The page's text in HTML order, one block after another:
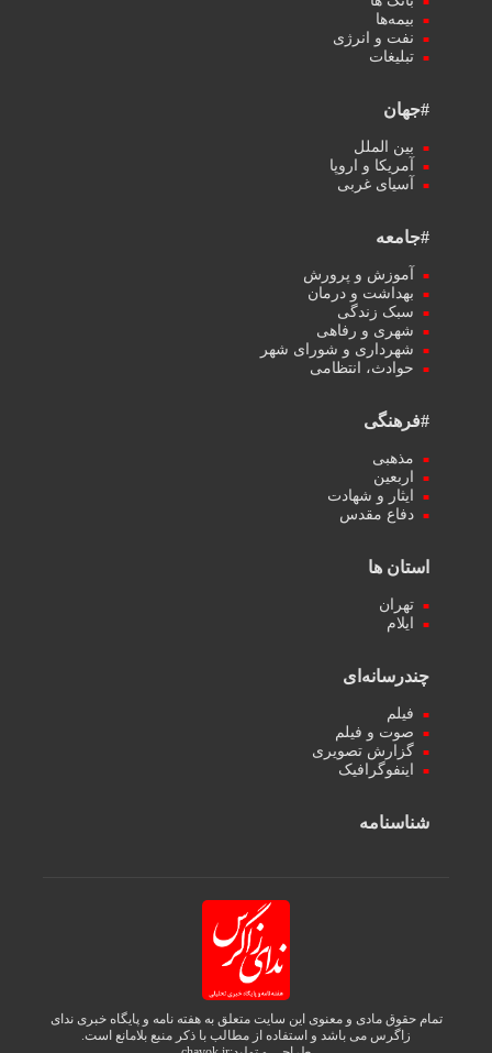
بیمه‌ها
نفت و انرژی
تبلیغات
#جهان
بین الملل
آمریکا و اروپا
آسیای غربی
#جامعه
آموزش و پرورش
بهداشت و درمان
سبک زندگی
شهری و رفاهی
شهرداری و شورای شهر
حوادث، انتظامی
#فرهنگی
مذهبی
اربعین
ایثار و شهادت
دفاع مقدس
استان ها
تهران
ایلام
چندرسانه‌ای
فیلم
صوت و فیلم
گزارش تصویری
اینفوگرافیک
شناسنامه
تمام حقوق مادی و معنوی این سایت متعلق به هفته نامه و پایگاه خبری ندای
زاگرس می باشد و استفاده از مطالب با ذکر منبع بلامانع است.